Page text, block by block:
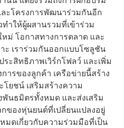
ะโครงการพัฒนาร่วมกันอีก
ำให้ผู้ผสานรวมที่เข้าร่วม
หม่ โอกาสทางการตลาด และ
ะ เราร่วมกันออกแบบโซลูชัน
ะสิทธิภาพเวิร์กโฟลว์ และเพิ่ม
ารของลูกค้า เครือข่ายนี้สร้าง
ยชน์ เสริมสร้างความ
นธมิตรทั้งหมด และส่งเสริม
กของหุ่นยนต์ที่เปลี่ยนแปลงอยู่
มดเกี่ยวกับความร่วมมือที่เป็น